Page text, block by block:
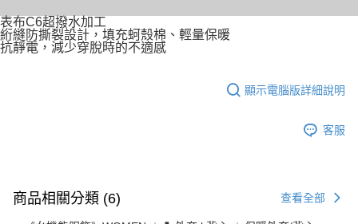
表布C6超撥水加工
絎縫防撕裂設計，填充蚵殼棉、輕量保暖
抗靜電，減少穿脫時的不適感
顯示電腦版詳細說明
客服
商品相關分類 (6) 查看全部